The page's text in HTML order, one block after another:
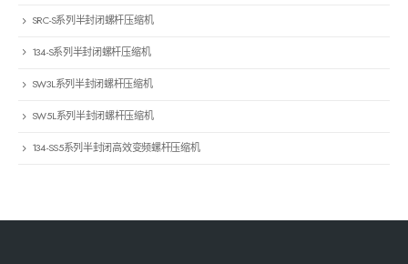
SRC-S系列半封闭螺杆压缩机
134-S系列半封闭螺杆压缩机
SW3L系列半封闭螺杆压缩机
SW5L系列半封闭螺杆压缩机
134-SS5系列半封闭高效变频螺杆压缩机